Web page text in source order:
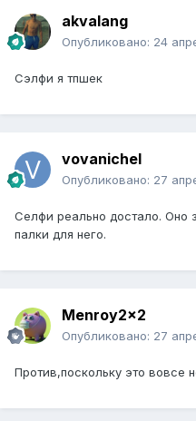
akvalang
Опубликовано: 24
Сэлфи я тпшек
vovanichel
Опубликовано: 27
Селфи реально достало. Оно
палки для него.
Menroy2x2
Опубликовано: 27
Против,поскольку это вовсе